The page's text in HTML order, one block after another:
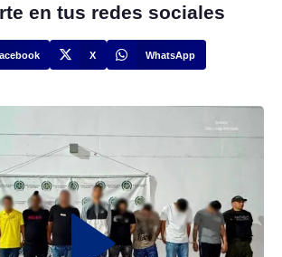
en tus redes sociales
X WhatsApp